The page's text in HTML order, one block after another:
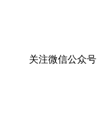
关注微信公众号